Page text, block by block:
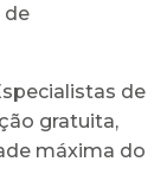
de
de
gratuita,
máxima do